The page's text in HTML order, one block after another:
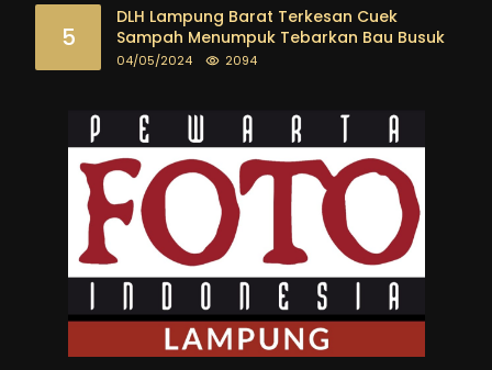
5
DLH Lampung Barat Terkesan Cuek
Sampah Menumpuk Tebarkan Bau Busuk
04/05/2024 2094